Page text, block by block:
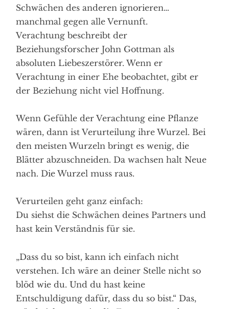
Schwächen des anderen ignorieren…
manchmal gegen alle Vernunft.
Verachtung beschreibt der
Beziehungsforscher John Gottman als
absoluten Liebeszerstörer. Wenn er
Verachtung in einer Ehe beobachtet, gibt er
der Beziehung nicht viel Hoffnung.
Wenn Gefühle der Verachtung eine Pflanze
wären, dann ist Verurteilung ihre Wurzel. Bei
den meisten Wurzeln bringt es wenig, die
Blätter abzuschneiden. Da wachsen halt Neue
nach. Die Wurzel muss raus.
Verurteilen geht ganz einfach:
Du siehst die Schwächen deines Partners und
hast kein Verständnis für sie.
„Dass du so bist, kann ich einfach nicht
verstehen. Ich wäre an deiner Stelle nicht so
blöd wie du. Und du hast keine
Entschuldigung dafür, dass du so bist.“ Das,